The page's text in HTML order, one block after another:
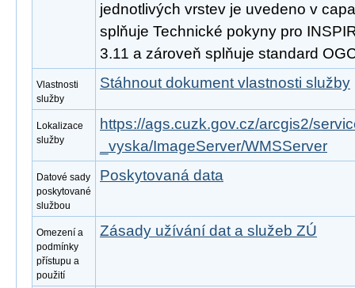
jednotlivých vrstev je uvedeno v
splňuje Technické pokyny pro
3.11 a zároveň splňuje standard
Vlastnosti
služby
Stáhnout dokument vlastnosti služby
Lokalizace
služby
https://ags.cuzk.gov.cz/arcgis2/
_vyska/ImageServer/WMSServer
Datové sady
poskytované
službou
Poskytovaná data
Omezení a
podmínky
přístupu a
použití
Zásady užívání dat a služeb ZÚ